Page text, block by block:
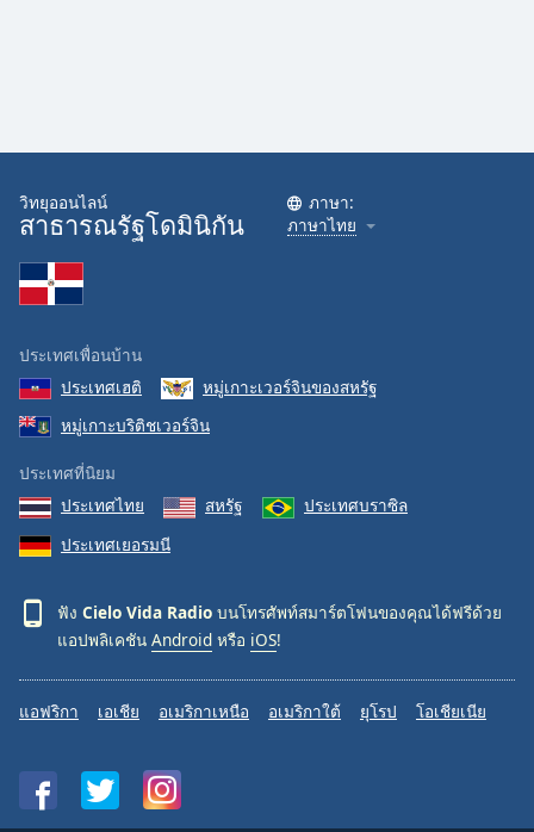
วิทยุออนไลน์
สาธารณรัฐโดมินิกัน
ภาษา:
ภาษาไทย
ประเทศเพื่อนบ้าน
ประเทศเฮติ
หมู่เกาะเวอร์จินของสหรัฐ
หมู่เกาะบริติชเวอร์จิน
ประเทศที่นิยม
ประเทศไทย
สหรัฐ
ประเทศบราซิล
ประเทศเยอรมนี
ฟัง Cielo Vida Radio บนโทรศัพท์สมาร์ตโฟนของคุณได้ฟรีด้วย
แอปพลิเคชัน Android หรือ iOS!
แอฟริกา เอเชีย อเมริกาเหนือ อเมริกาใต้ ยุโรป โอเชียเนีย